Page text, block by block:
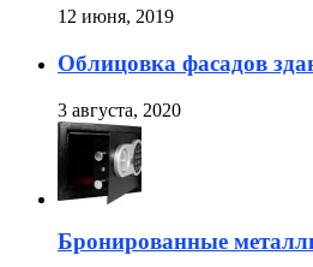
12 июня, 2019
Облицовка фасадов
3 августа, 2020
Бронированные